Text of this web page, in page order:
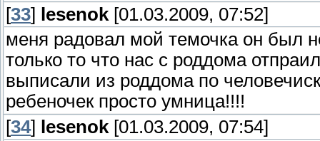
[33] lesenok [01.03.2009, 07:52]
меня радовал мой темочка он был
только то что нас с роддома
выписали из роддома по
ребеночек просто умница!!!!
[34] lesenok [01.03.2009, 07:54]